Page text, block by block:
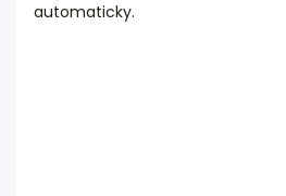
automaticky.